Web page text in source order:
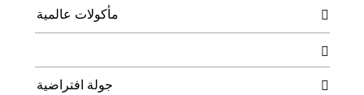
 مأكولات عالمية

 جولة افتراضية